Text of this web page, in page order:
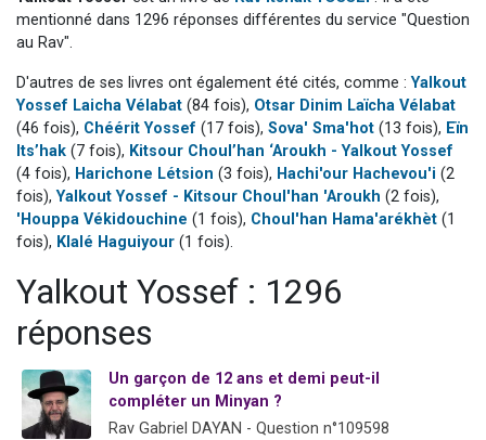
11 personnes viennent de demander une bénédiction
3 personnes viennent de faire un don pour Diane, 80 ans, dans un appartement insalubre
2 personnes viennent de faire un don pour Tsédaka : pauvres d'Israel
mentionné dans 1296 réponses différentes du service "Question
au Rav".
D'autres de ses livres ont également été cités, comme : Yalkout
Yossef Laicha Vélabat (84 fois), Otsar Dinim Laïcha Vélabat
(46 fois), Chéérit Yossef (17 fois), Sova' Sma'hot (13 fois), Eïn
Its’hak (7 fois), Kitsour Choul’han ‘Aroukh - Yalkout Yossef
(4 fois), Harichone Létsion (3 fois), Hachi'our Hachevou'i (2
fois), Yalkout Yossef - Kitsour Choul'han 'Aroukh (2 fois),
'Houppa Vékidouchine (1 fois), Choul'han Hama'arékhèt (1
fois), Klalé Haguiyour (1 fois).
Yalkout Yossef : 1296
réponses
Un garçon de 12 ans et demi peut-il
compléter un Minyan ?
Rav Gabriel DAYAN - Question n°109598